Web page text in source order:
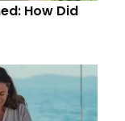
How Did